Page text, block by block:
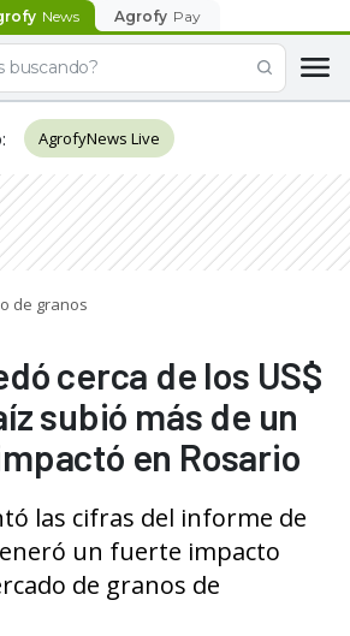
News Agrofy Pay
: AgrofyNews Live
de granos
cerca de los US$
subió más de un
en Rosario
las cifras del informe de
un fuerte impacto
de granos de